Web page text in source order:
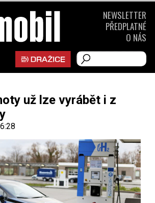
už lze vyrábět i z
NEWSLETTER
PŘEDPLATNÉ
O NÁS